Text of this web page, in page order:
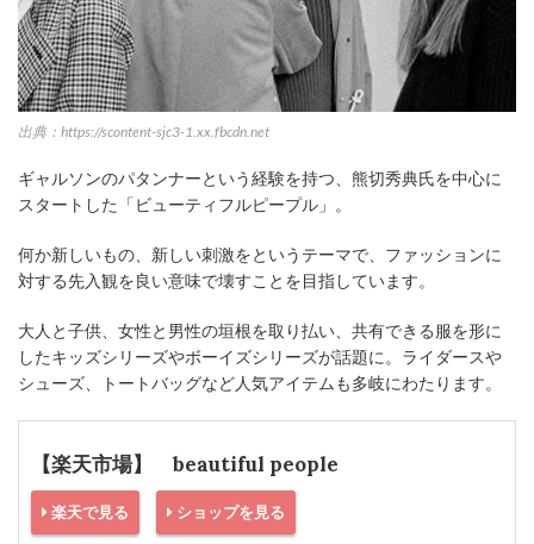
出典：https://scontent-sjc3-1.xx.fbcdn.net
ギャルソンのパタンナーという経験を持つ、熊切秀典氏を中心に
スタートした「ビューティフルピープル」。
何か新しいもの、新しい刺激をというテーマで、ファッションに
対する先入観を良い意味で壊すことを目指しています。
大人と子供、女性と男性の垣根を取り払い、共有できる服を形に
したキッズシリーズやボーイズシリーズが話題に。ライダースや
シューズ、トートバッグなど人気アイテムも多岐にわたります。
【楽天市場】 beautiful people
楽天で見る ショップを見る